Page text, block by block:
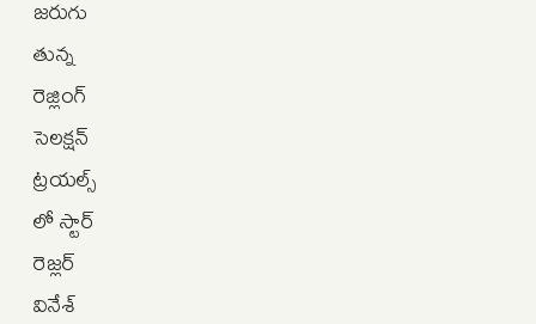
జరుగు
తున్న
రెజ్లింగ్
సెలక్షన్
ట్రయల్స్‌
లో స్టార్
రెజ్లర్
వినేశ్